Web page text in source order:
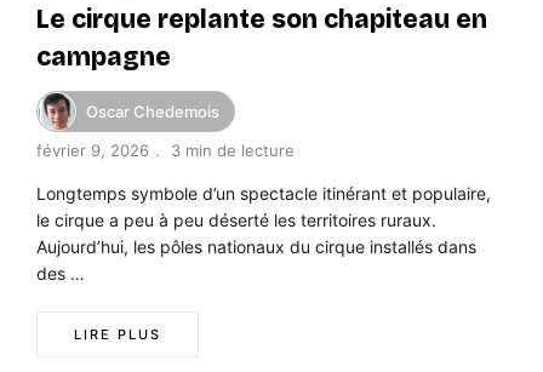
Le cirque replante son chapiteau en
campagne
Oscar Chedemois
février 9, 2026
3 min de lecture
Longtemps symbole d’un spectacle itinérant et populaire,
le cirque a peu à peu déserté les territoires ruraux.
Aujourd’hui, les pôles nationaux du cirque installés dans
des …
LIRE PLUS